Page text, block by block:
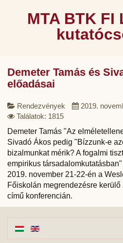
MTA BTK FI
Demeter Tamás és
előadásai
Rendezvények
2019.
Találatok: 1815
Demeter Tamás "Az
Sivadó Ákos pedig "Bízzunk-e
bizalmunkat mérik? A fogalmi
empirikus
2019. november 21-22-én a
Főiskolán megrendezésre kerülő
című konferencián.